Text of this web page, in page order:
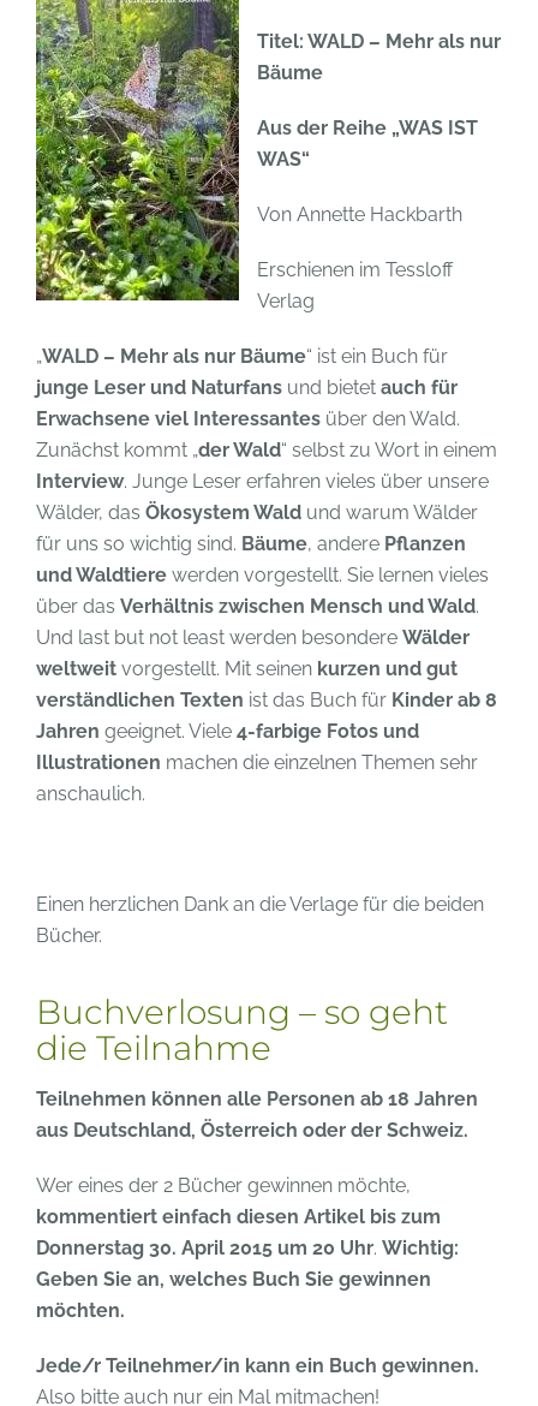
Titel: WALD – Mehr als nur
Bäume
Aus der Reihe „WAS IST
WAS“
Von Annette Hackbarth
Erschienen im Tessloff
Verlag
„WALD – Mehr als nur Bäume“ ist ein Buch für
junge Leser und Naturfans und bietet auch für
Erwachsene viel Interessantes über den Wald.
Zunächst kommt „der Wald“ selbst zu Wort in einem
Interview. Junge Leser erfahren vieles über unsere
Wälder, das Ökosystem Wald und warum Wälder
für uns so wichtig sind. Bäume, andere Pflanzen
und Waldtiere werden vorgestellt. Sie lernen vieles
über das Verhältnis zwischen Mensch und Wald.
Und last but not least werden besondere Wälder
weltweit vorgestellt. Mit seinen kurzen und gut
verständlichen Texten ist das Buch für Kinder ab 8
Jahren geeignet. Viele 4-farbige Fotos und
Illustrationen machen die einzelnen Themen sehr
anschaulich.
Einen herzlichen Dank an die Verlage für die beiden
Bücher.
Buchverlosung – so geht
die Teilnahme
Teilnehmen können alle Personen ab 18 Jahren
aus Deutschland, Österreich oder der Schweiz.
Wer eines der 2 Bücher gewinnen möchte,
kommentiert einfach diesen Artikel bis zum
Donnerstag 30. April 2015 um 20 Uhr. Wichtig:
Geben Sie an, welches Buch Sie gewinnen
möchten.
Jede/r Teilnehmer/in kann ein Buch gewinnen.
Also bitte auch nur ein Mal mitmachen!